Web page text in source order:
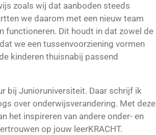
zoals wij dat aanboden steeds
we daarom met een nieuw team
functioneren. Dit houdt in dat zowel de
we een tussenvoorziening vormen
kinderen thuisnabij passend
bij Junioruniversiteit. Daar schrijf ik
over onderwijsverandering. Met deze
het inspireren van andere onder- en
op jouw leerKRACHT.